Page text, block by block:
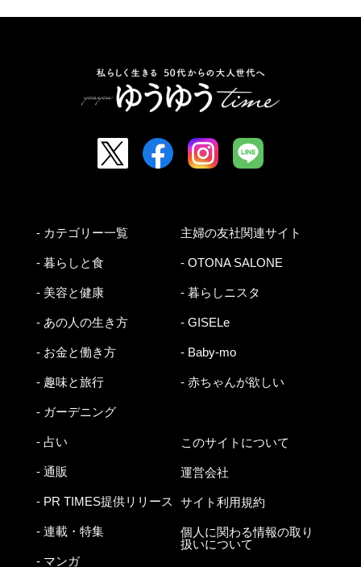
- カテゴリー一覧
- 暮らしと食
- 美容と健康
- あの人の生き方
- お金と働き方
- 趣味と旅行
- ガーデニング
- 占い
- 通販
- PR TIMES提供リリース
- 連載・特集
- マンガ
主婦の友社関連サイト
- OTONA SALONE
- 暮らしニスタ
- GISELe
- Baby-mo
- 赤ちゃんが欲しい
このサイトについて
運営会社
サイト利用規約
個人に関わる情報の取り
扱いについて